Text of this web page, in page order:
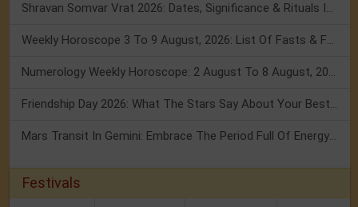
Shravan Somvar Vrat 2026: Dates, Significance & Rituals In August
Weekly Horoscope 3 To 9 August, 2026: List Of Fasts & Festivals
Numerology Weekly Horoscope: 2 August To 8 August, 2026
Friendship Day 2026: What The Stars Say About Your Best Friend!
Mars Transit In Gemini: Embrace The Period Full Of Energy & Intelligence
Festivals